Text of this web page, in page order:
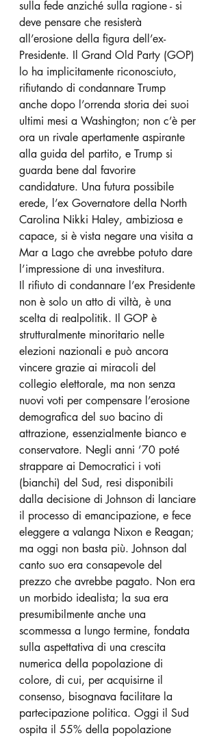
sulla fede anziché sulla ragione - si
deve pensare che resisterà
all’erosione della figura dell’ex-
Presidente. Il Grand Old Party (GOP)
lo ha implicitamente riconosciuto,
rifiutando di condannare Trump
anche dopo l’orrenda storia dei suoi
ultimi mesi a Washington; non c’è per
ora un rivale apertamente aspirante
alla guida del partito, e Trump si
guarda bene dal favorire
candidature. Una futura possibile
erede, l’ex Governatore della North
Carolina Nikki Haley, ambiziosa e
capace, si è vista negare una visita a
Mar a Lago che avrebbe potuto dare
l’impressione di una investitura.
Il rifiuto di condannare l’ex Presidente
non è solo un atto di viltà, è una
scelta di realpolitik. Il GOP è
strutturalmente minoritario nelle
elezioni nazionali e può ancora
vincere grazie ai miracoli del
collegio elettorale, ma non senza
nuovi voti per compensare l’erosione
demografica del suo bacino di
attrazione, essenzialmente bianco e
conservatore. Negli anni ’70 poté
strappare ai Democratici i voti
(bianchi) del Sud, resi disponibili
dalla decisione di Johnson di lanciare
il processo di emancipazione, e fece
eleggere a valanga Nixon e Reagan;
ma oggi non basta più. Johnson dal
canto suo era consapevole del
prezzo che avrebbe pagato. Non era
un morbido idealista; la sua era
presumibilmente anche una
scommessa a lungo termine, fondata
sulla aspettativa di una crescita
numerica della popolazione di
colore, di cui, per acquisirne il
consenso, bisognava facilitare la
partecipazione politica. Oggi il Sud
ospita il 55% della popolazione